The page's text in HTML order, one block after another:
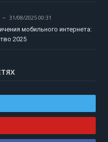
31/08/2025 00:31
мобильного интернета:
2025